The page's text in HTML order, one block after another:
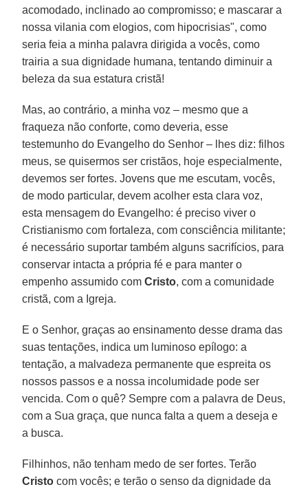
acomodado, inclinado ao compromisso; e mascarar a
nossa vilania com elogios, com hipocrisias", como
seria feia a minha palavra dirigida a vocês, como
trairia a sua dignidade humana, tentando diminuir a
beleza da sua estatura cristã!
Mas, ao contrário, a minha voz – mesmo que a
fraqueza não conforte, como deveria, esse
testemunho do Evangelho do Senhor – lhes diz: filhos
meus, se quisermos ser cristãos, hoje especialmente,
devemos ser fortes. Jovens que me escutam, vocês,
de modo particular, devem acolher esta clara voz,
esta mensagem do Evangelho: é preciso viver o
Cristianismo com fortaleza, com consciência militante;
é necessário suportar também alguns sacrifícios, para
conservar intacta a própria fé e para manter o
empenho assumido comCristo, com a comunidade
cristã, com a Igreja.
E o Senhor, graças ao ensinamento desse drama das
suas tentações, indica um luminoso epílogo: a
tentação, a malvadeza permanente que espreita os
nossos passos e a nossa incolumidade pode ser
vencida. Com o quê? Sempre com a palavra de Deus,
com a Sua graça, que nunca falta a quem a deseja e
a busca.
Filhinhos, não tenham medo de ser fortes. Terão
Cristo com vocês; e terão o senso da dignidade da